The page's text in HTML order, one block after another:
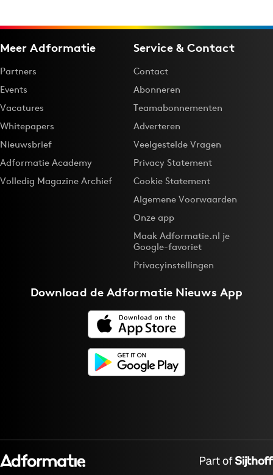
Meer Adformatie
Partners
Events
Vacatures
Whitepapers
Nieuwsbrief
Adformatie Academy
Volledig Magazine Archief
Service & Contact
Contact
Abonneren
Teamabonnementen
Adverteren
Veelgestelde Vragen
Privacy Statement
Cookie Statement
Algemene Voorwaarden
Onze app
Maak Adformatie.nl je
Google-favoriet
Privacyinstellingen
Download deAdformatie Nieuws App